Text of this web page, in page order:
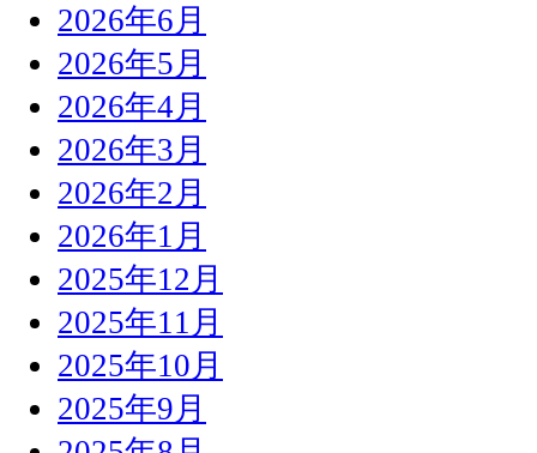
2026年6月
2026年5月
2026年4月
2026年3月
2026年2月
2026年1月
2025年12月
2025年11月
2025年10月
2025年9月